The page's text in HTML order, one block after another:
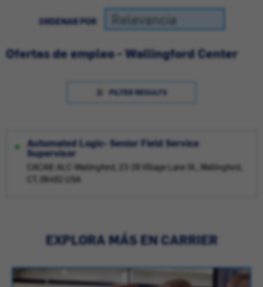
ORDENAR POR
Ofertas de empleo - Wallingford Center
FILTER RESULTS
Automated Logic- Senior Field Service
Supervisor
CACA8: ALC-Wallingford, 23-28 Village Lane St., Wallingford,
CT, 06492 USA
EXPLORA MÁS EN CARRIER